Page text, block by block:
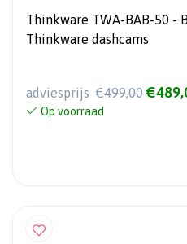
Thinkware TWA-BAB-50 -
Thinkware dashcams
adviesprijs €499,00
Op voorraad